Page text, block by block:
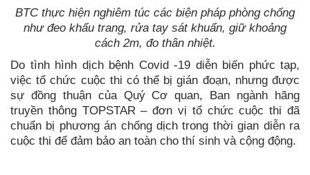
BTC thực hiện nghiêm túc các biện pháp phòng chống
như đeo khẩu trang, rửa tay sát khuẩn, giữ khoảng
cách 2m, đo thân nhiệt.
Do tình hình dịch bệnh Covid -19 diễn biến phức tạp,
việc tổ chức cuộc thi có thể bị gián đoạn, nhưng được
sự đồng thuận của Quý Cơ quan, Ban ngành hãng
truyền thông TOPSTAR – đơn vị tổ chức cuộc thi đã
chuẩn bị phương án chống dịch trong thời gian diễn ra
cuộc thi để đảm bảo an toàn cho thí sinh và cộng động.